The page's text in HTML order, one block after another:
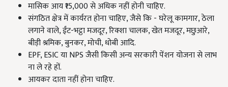
मासिक आय ₹15,000 से अधिक नहीं होनी चाहिए.
संगठित क्षेत्र में कार्यरत होना चाहिए, जैसे कि - घरेलू कामगार, ठेला
लगाने वाले, ईंट-भट्ठा मजदूर, रिक्शा चालक, खेत मजदूर, मछुआरे,
बीड़ी श्रमिक, बुनकर, मोची, धोबी आदि.
EPF, ESIC या NPS जैसी किसी अन्य सरकारी पेंशन योजना से लाभ
ना ले रहे हों.
आयकर दाता नहीं होना चाहिए.